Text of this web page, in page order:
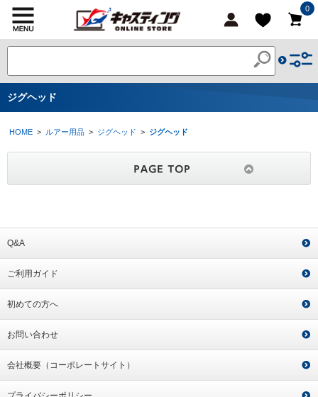
0
ジグヘッド
HOME > ルアー用品 > ジグヘッド > ジグヘッド
Q&A
ご利用ガイド
初めての方へ
お問い合わせ
会社概要（コーポレートサイト）